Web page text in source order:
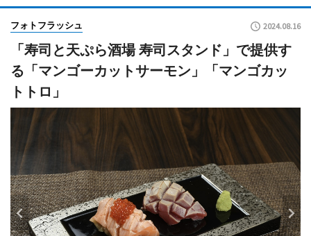
フォトフラッシュ 2024.08.16
「寿司と天ぷら酒場 寿司スタンド」で提供す
る「マンゴーカットサーモン」「マンゴカッ
トトロ」